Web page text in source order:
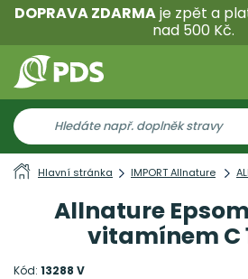
DOPRAVA ZDARMAje zpět a
nad 500 Kč.
Hlavní stránka IMPORT Allnature
Allnature
vitamínem C
Kód: 13288 V